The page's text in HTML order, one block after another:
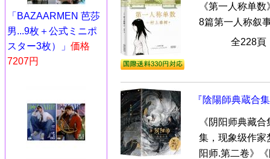
「BAZAARMEN 芭莎
男...9枚＋公式ミニポ
スター3枚）」 価格
7207円
《第一人称单
8篇第一人称叙
全228
『陰陽師典蔵合
《阴阳师典藏
集，现象级作家
阳师.第二卷》